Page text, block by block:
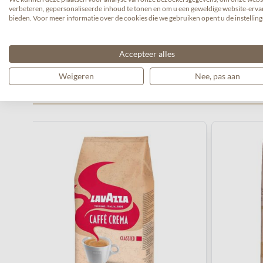
kenners!Eigenschappen: harmonieus, aromatisch, vol van
Gerelateerde producten
verbeteren, gepersonaliseerde inhoud te tonen en om u een geweldige website-
bieden. Voor meer informatie over de cookies die we gebruiken opent u de
Accepteer alles
Weigeren Nee, pas aan